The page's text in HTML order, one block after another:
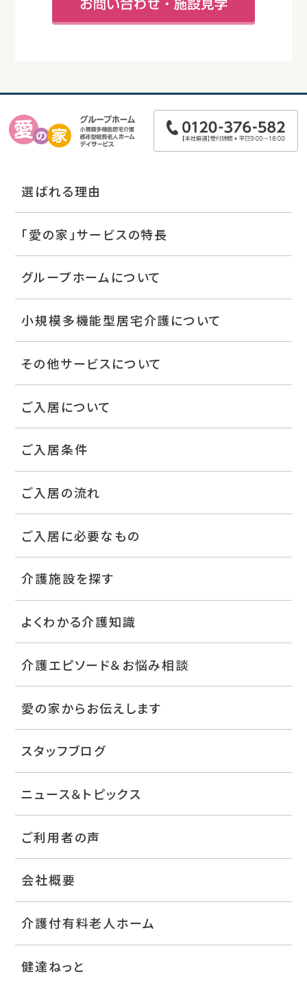
選ばれる理由
「愛の家」サービスの特長
グループホームについて
小規模多機能型居宅介護について
その他サービスについて
ご入居について
ご入居条件
ご入居の流れ
ご入居に必要なもの
介護施設を探す
よくわかる介護知識
介護エピソード＆お悩み相談
愛の家からお伝えします
スタッフブログ
ニュース＆トピックス
ご利用者の声
会社概要
介護付有料老人ホーム
健達ねっと